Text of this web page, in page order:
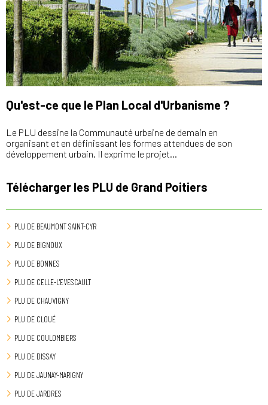
Qu'est-ce que le Plan Local d'Urbanisme ?
Le PLU dessine la Communauté urbaine de demain en
organisant et en définissant les formes attendues de son
développement urbain. Il exprime le projet…
Télécharger les PLU de Grand Poitiers
PLU DE BEAUMONT SAINT-CYR
PLU DE BIGNOUX
PLU DE BONNES
PLU DE CELLE-L'EVESCAULT
PLU DE CHAUVIGNY
PLU DE CLOUÉ
PLU DE COULOMBIERS
PLU DE DISSAY
PLU DE JAUNAY-MARIGNY
PLU DE JARDRES